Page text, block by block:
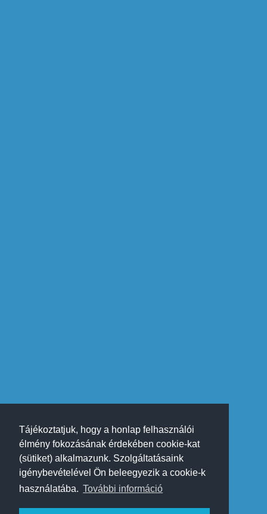
Tájékoztatjuk, hogy a honlap felhasználói
élmény fokozásának érdekében cookie-kat
(sütiket) alkalmazunk. Szolgáltatásaink
igénybevételével Ön beleegyezik a cookie-k
használatába. További információ